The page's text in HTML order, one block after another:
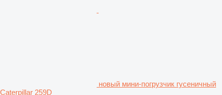
новый мини-погрузчик гусеничный
Caterpillar 259D